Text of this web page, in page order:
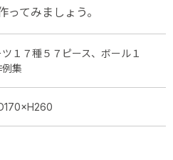
ってみましょう。
１７種５７ピース、ボール１
例集